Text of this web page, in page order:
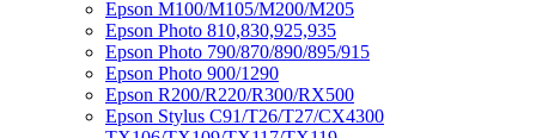
Epson M100/M105/M200/M205
Epson Photo 810,830,925,935
Epson Photo 790/870/890/895/915
Epson Photo 900/1290
Epson R200/R220/R300/RX500
Epson Stylus C91/T26/T27/CX4300